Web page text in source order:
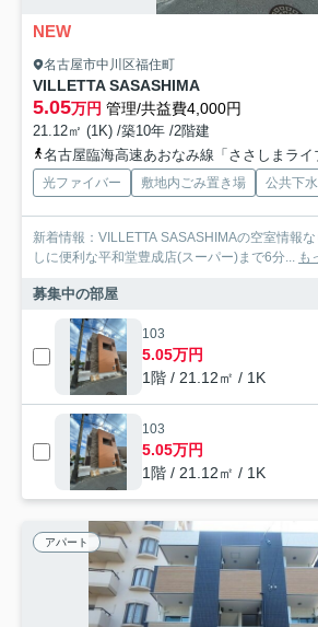
NEW
名古屋市中川区福住町
VILLETTA SASASHIMA
5.05万円 管理/共益費4,000円
21.12㎡ (1K) /築10年 /2階建
名古屋臨海高速あおなみ線「ささしまラ
光ファイバー 敷地内ごみ置き場 公共下水
新着情報：VILLETTA SASASHIMAの空室情報
しに便利な平和堂豊成店(スーパー)まで6分... も
募集中の部屋
103
5.05万円
1階 / 21.12㎡ / 1K
103
5.05万円
1階 / 21.12㎡ / 1K
アパート